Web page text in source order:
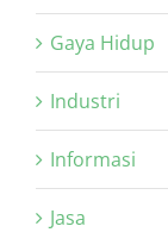
Gaya Hidup
Industri
Informasi
Jasa